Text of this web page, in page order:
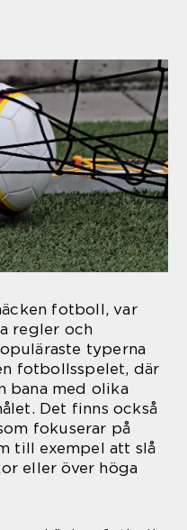
fotboll, var
regler och
typerna
fotbollsspelet, där
bana med olika
Det finns också
fokuserar på
till exempel att slå
eller över höga